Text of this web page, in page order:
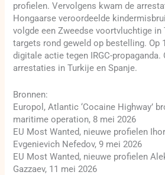
profielen. Vervolgens kwam de
Hongaarse veroordeelde
volgde een Zweedse voortvluchtige in
targets rond geweld op bestelling. Op
digitale actie tegen IRGC-propaganda.
arrestaties in Turkije en Spanje.
Bronnen:
Europol, Atlantic ‘Cocaine Highway’
maritime operation, 8 mei 2026
EU Most Wanted, nieuwe profielen
Evgenievich Nefedov, 9 mei 2026
EU Most Wanted, nieuwe profielen
Gazzaev, 11 mei 2026